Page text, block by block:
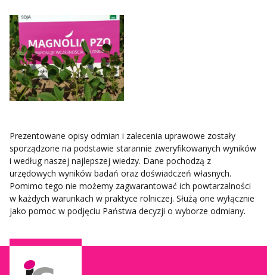
Prezentowane opisy odmian i zalecenia uprawowe zostały
sporządzone na podstawie starannie zweryfikowanych wyników
i według naszej najlepszej wiedzy. Dane pochodzą z
urzędowych wyników badań oraz doświadczeń własnych.
Pomimo tego nie możemy zagwarantować ich powtarzalności
w każdych warunkach w praktyce rolniczej. Służą one wyłącznie
jako pomoc w podjęciu Państwa decyzji o wyborze odmiany.